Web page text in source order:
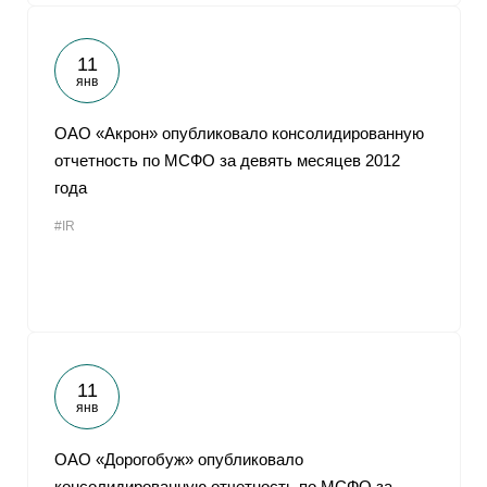
11
янв
ОАО «Акрон» опубликовало консолидированную
отчетность по МСФО за девять месяцев 2012
года
#IR
11
янв
ОАО «Дорогобуж» опубликовало